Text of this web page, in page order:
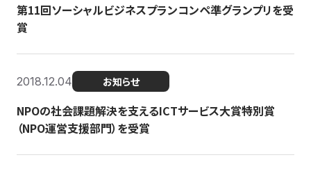
第11回ソーシャルビジネスプランコンペ準グランプリを受
賞
2018.12.04 お知らせ
NPOの社会課題解決を支えるICTサービス大賞特別賞
（NPO運営支援部門）を受賞